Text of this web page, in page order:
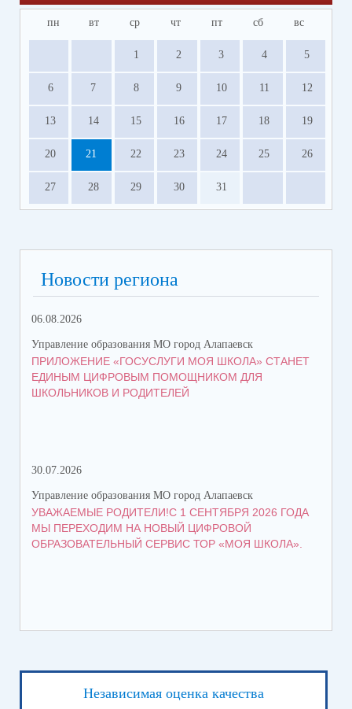
пн вт ср чт пт сб вс
1 2 3 4 5
6 7 8 9 10 11 12
13 14 15 16 17 18 19
20 21 22 23 24 25 26
27 28 29 30 31
Новости региона
06.08.2026
Управление образования МО город Алапаевск
ПРИЛОЖЕНИЕ «ГОСУСЛУГИ МОЯ ШКОЛА» СТАНЕТ
ЕДИНЫМ ЦИФРОВЫМ ПОМОЩНИКОМ ДЛЯ
ШКОЛЬНИКОВ И РОДИТЕЛЕЙ
30.07.2026
Управление образования МО город Алапаевск
УВАЖАЕМЫЕ РОДИТЕЛИ!С 1 СЕНТЯБРЯ 2026 ГОДА
МЫ ПЕРЕХОДИМ НА НОВЫЙ ЦИФРОВОЙ
ОБРАЗОВАТЕЛЬНЫЙ СЕРВИС ТОР «МОЯ ШКОЛА».
Независимая оценка качества